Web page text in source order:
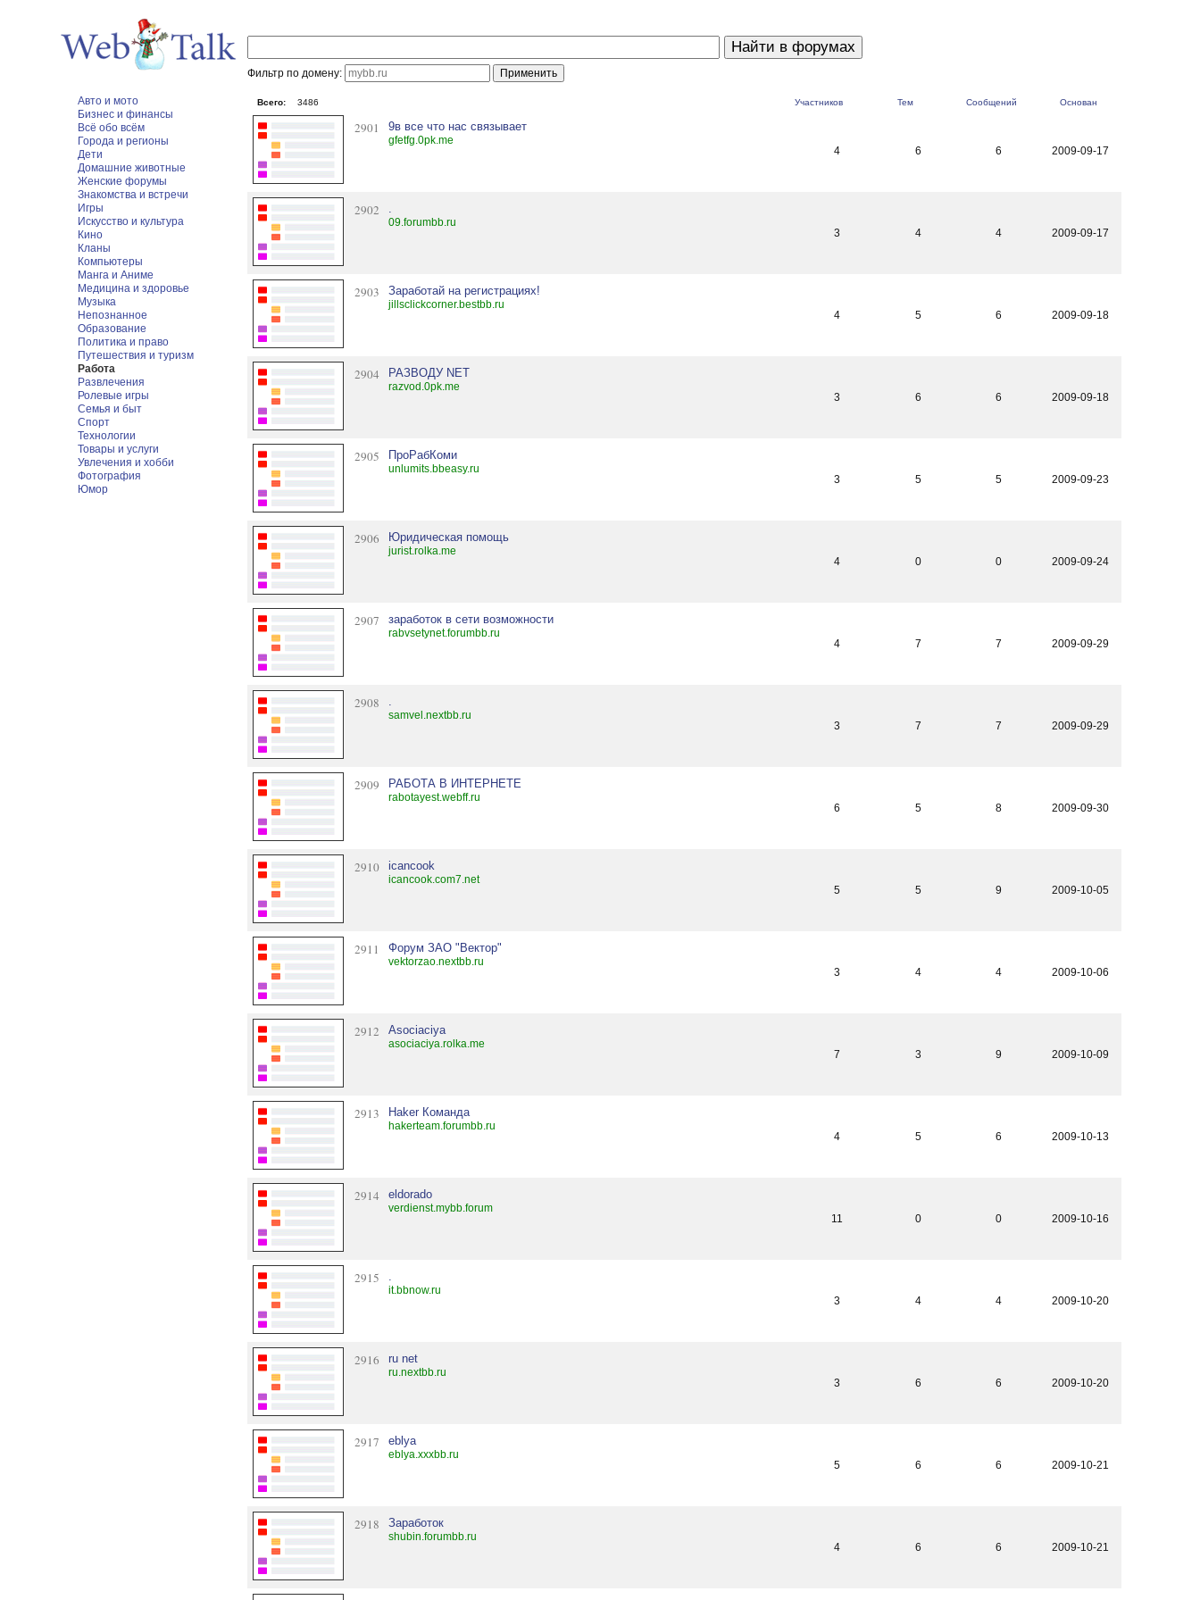
Фильтр по домену:
Авто и мото
Бизнес и финансы
Всё обо всём
Города и регионы
Дети
Домашние животные
Женские форумы
Знакомства и встречи
Игры
Искусство и культура
Кино
Кланы
Компьютеры
Манга и Аниме
Медицина и здоровье
Музыка
Непознанное
Образование
Политика и право
Путешествия и туризм
Работа
Развлечения
Ролевые игры
Семья и быт
Спорт
Технологии
Товары и услуги
Увлечения и хобби
Фотография
Юмор
Всего: 3486 Участников Тем Сообщений Основан
2901 9в все что нас связывает
gfetfg.0pk.me
4
6 6 2009-09-17
2902 .
09.forumbb.ru
3
4 4 2009-09-17
2903 Заработай на регистрациях!
jillsclickcorner.bestbb.ru
4
5 6 2009-09-18
2904 РАЗВОДУ NET
razvod.0pk.me
3
6 6 2009-09-18
2905 ПроРабКоми
unlumits.bbeasy.ru
3
5 5 2009-09-23
2906 Юридическая помощь
jurist.rolka.me
4
0 0 2009-09-24
2907 заработок в сети возможности
rabvsetynet.forumbb.ru
4
7 7 2009-09-29
2908 .
samvel.nextbb.ru
3
7 7 2009-09-29
2909 РАБОТА В ИНТЕРНЕТЕ
rabotayest.webff.ru
6
5 8 2009-09-30
2910 icancook
icancook.com7.net
5
5 9 2009-10-05
2911 Форум ЗАО "Вектор"
vektorzao.nextbb.ru
3
4 4 2009-10-06
2912 Asociaciya
asociaciya.rolka.me
7
3 9 2009-10-09
2913 Haker Команда
hakerteam.forumbb.ru
4
5 6 2009-10-13
2914 eldorado
verdienst.mybb.forum
11
0 0 2009-10-16
2915 .
it.bbnow.ru
3
4 4 2009-10-20
2916 ru net
ru.nextbb.ru
3
6 6 2009-10-20
2917 eblya
eblya.xxxbb.ru
5
6 6 2009-10-21
2918 Заработок
shubin.forumbb.ru
4
6 6 2009-10-21